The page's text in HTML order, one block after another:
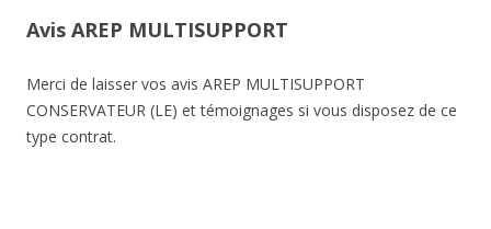
Avis AREP MULTISUPPORT
Merci de laisser vos avis AREP MULTISUPPORT
CONSERVATEUR (LE) et témoignages si vous disposez de ce
type contrat.